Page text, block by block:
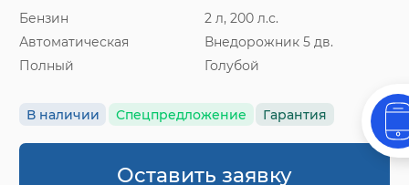
Бензин
2 л, 200 л.с.
Автоматическая
Внедорожник 5 дв.
Полный
Голубой
В наличии Спецпредложение Гарантия
Оставить заявку